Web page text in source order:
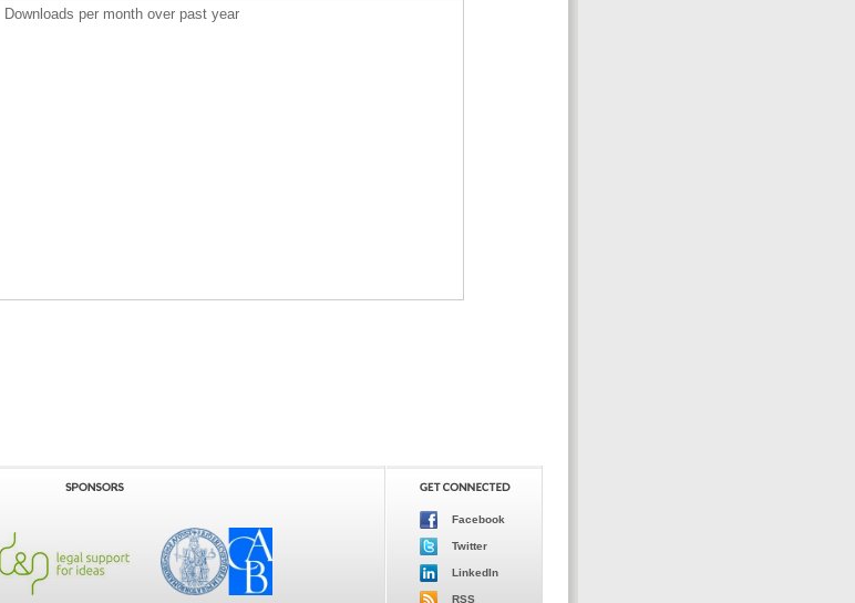
Downloads per month over past year
Facebook
Twitter
LinkedIn
RSS